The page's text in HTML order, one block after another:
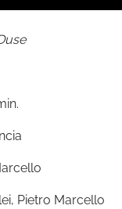
Pietro Marcello